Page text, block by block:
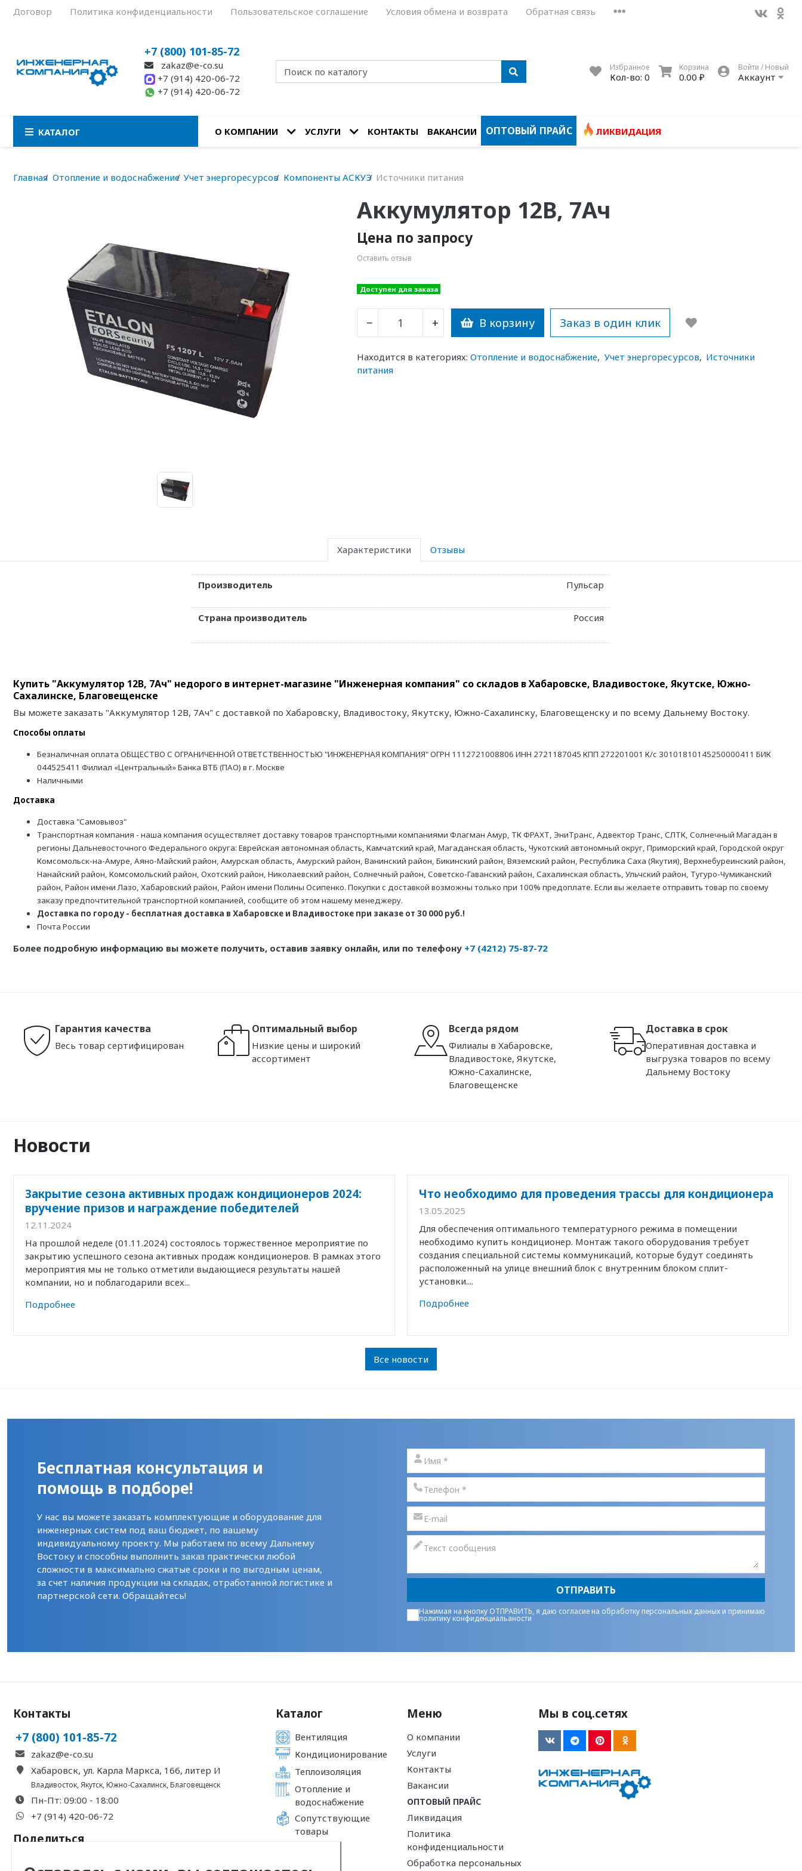
Договор Политика конфиденциальности Пользовательское соглашение Условия обмена и возврата Обратная связь
+7 (800) 101-85-72
zakaz@e-co.su
+7 (914) 420-06-72
+7 (914) 420-06-72
Избранное
Кол-во: 0
Корзина
0.00 ₽
Войти / Новый
Аккаунт
КАТАЛОГ О КОМПАНИИ УСЛУГИ КОНТАКТЫ ВАКАНСИИ ОПТОВЫЙ ПРАЙС ЛИКВИДАЦИЯ
Главная Отопление и водоснабжение Учет энергоресурсов Компоненты АСКУЭ Источники питания
Аккумулятор 12В, 7Ач
Цена по запросу
Оставить отзыв
Доступен для заказа
− + В корзину Заказ в один клик
Находится в категориях: Отопление и водоснабжение, Учет энергоресурсов, Источники
питания
Характеристики Отзывы
Производитель Пульсар
Страна производитель Россия
Купить "Аккумулятор 12В, 7Ач" недорого в интернет-магазине "Инженерная компания" со складов в Хабаровске, Владивостоке, Якутске, Южно-
Сахалинске, Благовещенске
Вы можете заказать "Аккумулятор 12В, 7Ач" с доставкой по Хабаровску, Владивостоку, Якутску, Южно-Сахалинску, Благовещенску и по всему Дальнему Востоку.
Способы оплаты
Безналичная оплата ОБЩЕСТВО С ОГРАНИЧЕННОЙ ОТВЕТСТВЕННОСТЬЮ "ИНЖЕНЕРНАЯ КОМПАНИЯ" ОГРН 1112721008806 ИНН 2721187045 КПП 272201001 К/с 30101810145250000411 БИК
044525411 Филиал «Центральный» Банка ВТБ (ПАО) в г. Москве
Наличными
Доставка
Доставка "Самовывоз"
Транспортная компания - наша компания осуществляет доставку товаров транспортными компаниями Флагман Амур, ТК ФРАХТ, ЭниТранс, Адвектор Транс, СЛТК, Солнечный Магадан в
регионы Дальневосточного Федерального округа: Еврейская автономная область, Камчатский край, Магаданская область, Чукотский автономный округ, Приморский край, Городской округ
Комсомольск-на-Амуре, Аяно-Майский район, Амурская область, Амурский район, Ванинский район, Бикинский район, Вяземский район, Республика Саха (Якутия), Верхнебуреинский район,
Нанайский район, Комсомольский район, Охотский район, Николаевский район, Солнечный район, Советско-Гаванский район, Сахалинская область, Ульчский район, Тугуро-Чумиканский
район, Район имени Лазо, Хабаровский район, Район имени Полины Осипенко. Покупки с доставкой возможны только при 100% предоплате. Если вы желаете отправить товар по своему
заказу предпочтительной транспортной компанией, сообщите об этом нашему менеджеру.
Доставка по городу - бесплатная доставка в Хабаровске и Владивостоке при заказе от 30 000 руб.!
Почта России
Более подробную информацию вы можете получить, оставив заявку онлайн, или по телефону +7 (4212) 75-87-72
Гарантия качества
Весь товар сертифицирован
Оптимальный выбор
Низкие цены и широкий
ассортимент
Всегда рядом
Филиалы в Хабаровске,
Владивостоке, Якутске,
Южно-Сахалинске,
Благовещенске
Доставка в срок
Оперативная доставка и
выгрузка товаров по всему
Дальнему Востоку
Новости
Закрытие сезона активных продаж кондиционеров 2024:
вручение призов и награждение победителей
12.11.2024
На прошлой неделе (01.11.2024) состоялось торжественное мероприятие по
закрытию успешного сезона активных продаж кондиционеров. В рамках этого
мероприятия мы не только отметили выдающиеся результаты нашей
компании, но и поблагодарили всех...
Подробнее
Что необходимо для проведения трассы для кондиционера
13.05.2025
Для обеспечения оптимального температурного режима в помещении
необходимо купить кондиционер. Монтаж такого оборудования требует
создания специальной системы коммуникаций, которые будут соединять
расположенный на улице внешний блок с внутренним блоком сплит-
установки....
Подробнее
Все новости
Бесплатная консультация и
помощь в подборе!
У нас вы можете заказать комплектующие и оборудование для
инженерных систем под ваш бюджет, по вашему
индивидуальному проекту. Мы работаем по всему Дальнему
Востоку и способны выполнить заказ практически любой
сложности в максимально сжатые сроки и по выгодным ценам,
за счет наличия продукции на складах, отработанной логистике и
партнерской сети. Обращайтесь!
ОТПРАВИТЬ
Нажимая на кнопку ОТПРАВИТЬ, я даю согласие на обработку персональных данных и принимаю
политику конфиденциальаности
Контакты
+7 (800) 101-85-72
zakaz@e-co.su
Хабаровск, ул. Карла Маркса, 166, литер И
Владивосток,Якутск,Южно-Сахалинск,Благовещенск
Пн-Пт: 09:00 - 18:00
+7 (914) 420-06-72
Поделиться
Каталог
Вентиляция
Кондиционирование
Теплоизоляция
Отопление и
водоснабжение
Сопутствующие
товары
Меню
О компании
Услуги
Контакты
Вакансии
ОПТОВЫЙ ПРАЙС
Ликвидация
Политика
конфиденциальности
Обработка персональных
Мы в соц.сетях